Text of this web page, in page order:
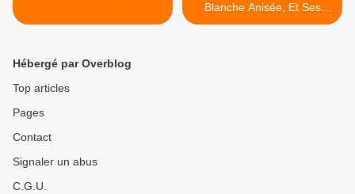
Blanche Anisée, Et Ses
Frites Patates,Poivrons
Hébergé par Overblog
Top articles
Pages
Contact
Signaler un abus
C.G.U.